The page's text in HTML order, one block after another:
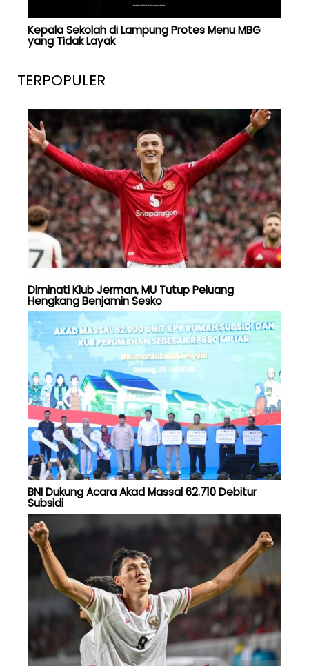
Kepala Sekolah di Lampung Protes Menu MBG
yang Tidak Layak
TERPOPULER
Diminati Klub Jerman, MU Tutup Peluang
Hengkang Benjamin Sesko
BNI Dukung Acara Akad Massal 62.710 Debitur
Subsidi